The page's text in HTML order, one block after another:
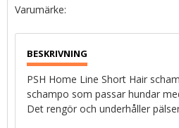
PSH Home Line Short Hair
schampo som passar hundar
Det rengör och underhåller